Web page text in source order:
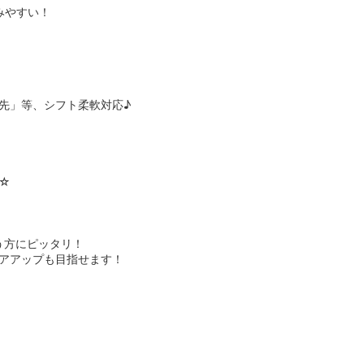
すい！
」等、シフト柔軟対応♪
☆
にピッタリ！
アップも目指せます！